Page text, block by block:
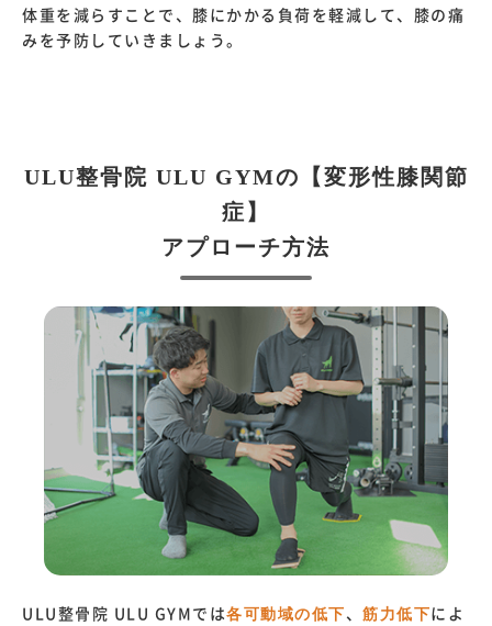
体重を減らすことで、膝にかかる負荷を軽減して、膝の痛
みを予防していきましょう。
ULU整骨院 ULU GYMの【変形性膝関節
症】
アプローチ方法
ULU整骨院 ULU GYMでは各可動域の低下、 筋力低下によ